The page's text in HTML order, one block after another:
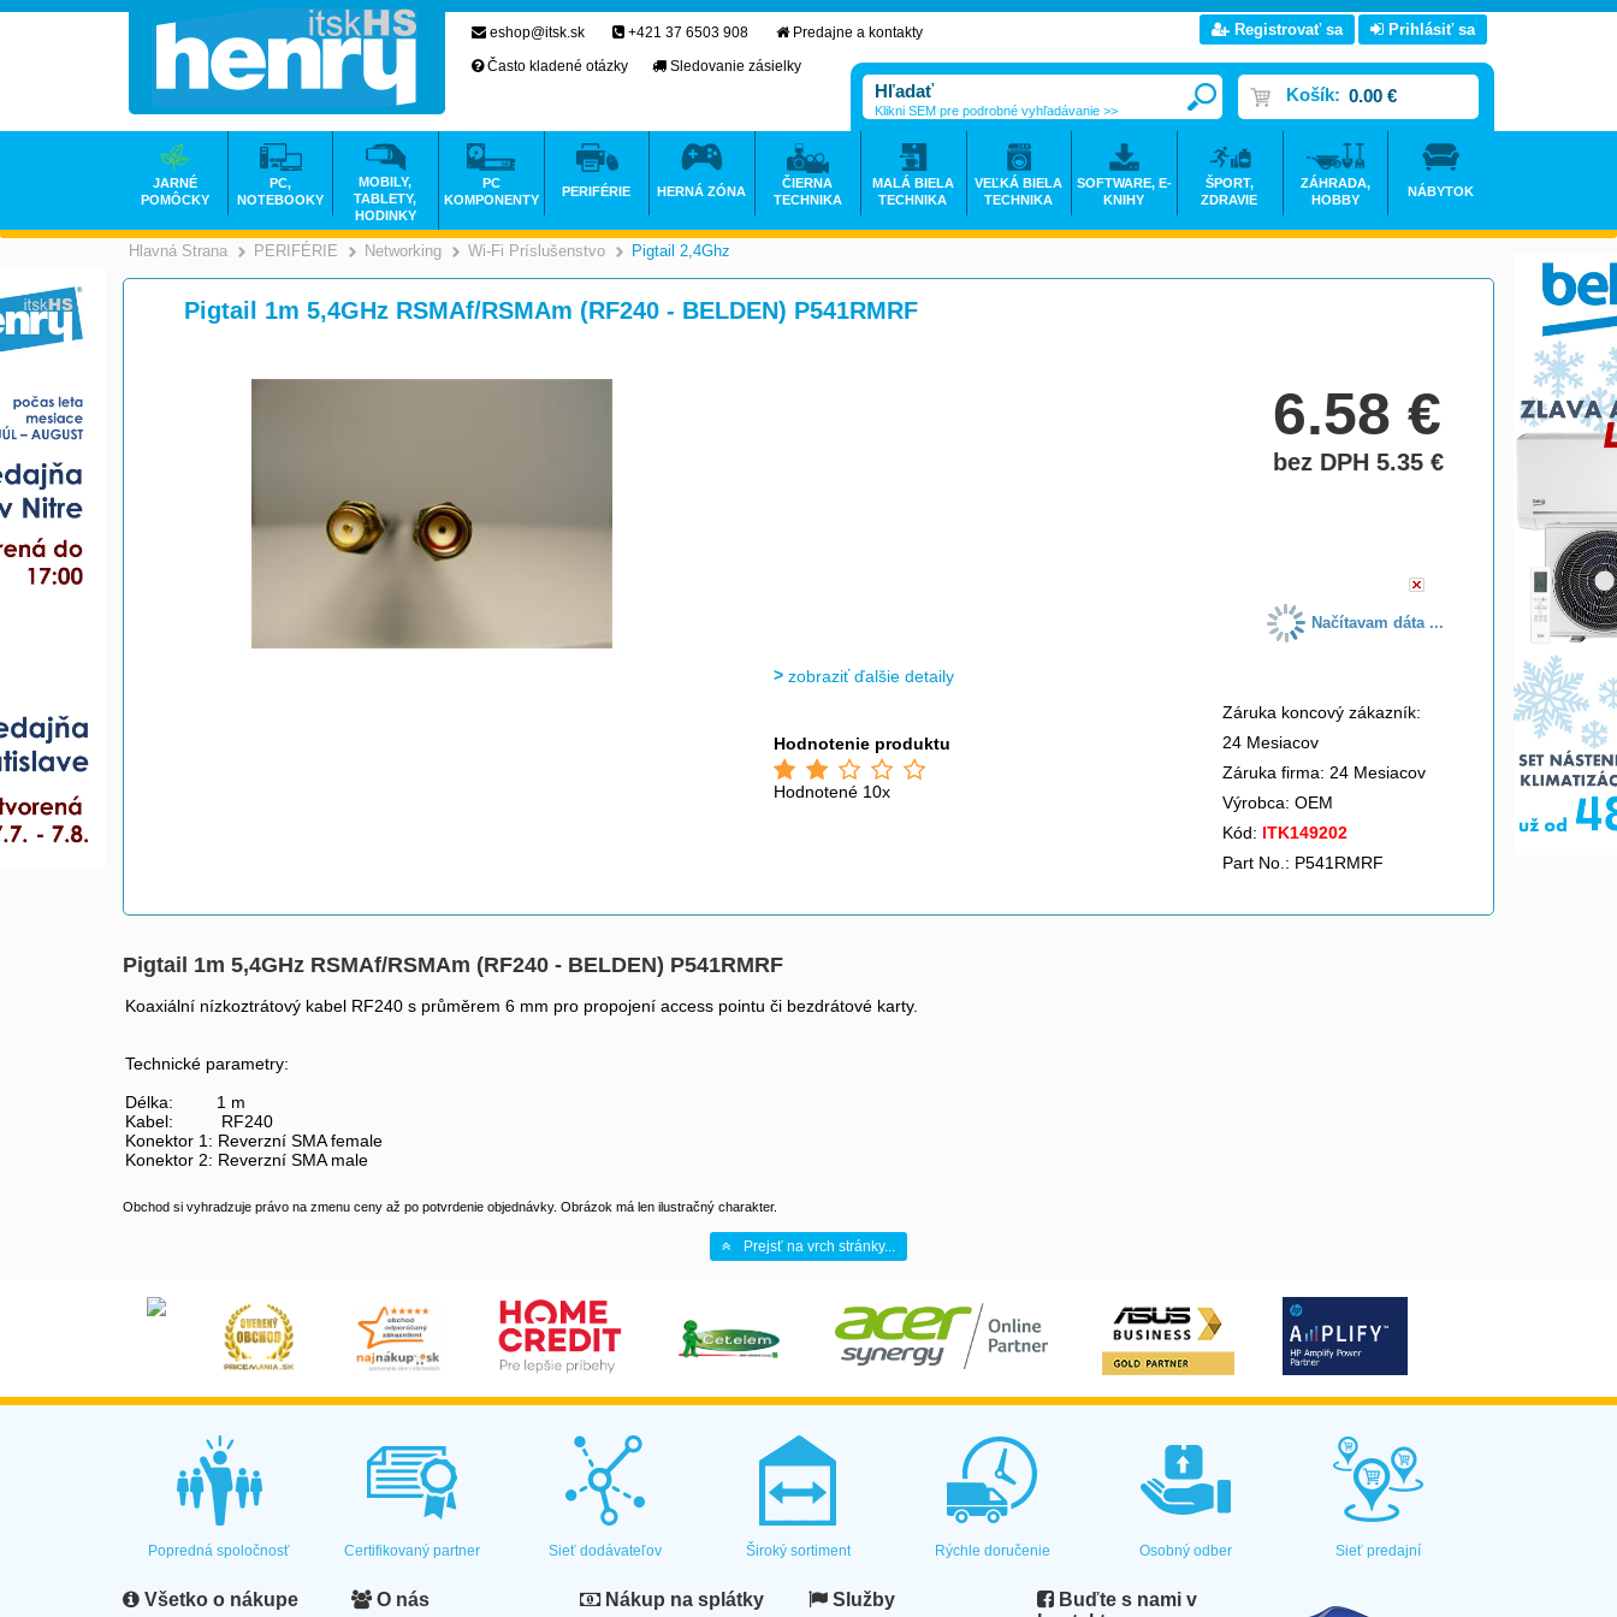
Hlavná Strana >
PERIFÉRIE >
Networking >
Wi-Fi Príslušenstvo >
Pigtail 2,4Ghz
Pigtail 1m 5,4GHz RSMAf/RSMAm (RF240 - BELDEN) P541RMRF
6.58€
bez DPH 5.35€
Načítavam dáta ...
zobraziť ďalšie detaily
Hodnotenie produktu
Hodnotené 10x
Záruka koncový zákazník:
24 Mesiacov
Záruka firma: 24 Mesiacov
Výrobca: OEM
Kód: ITK149202
Part No.: P541RMRF
Pigtail 1m 5,4GHz RSMAf/RSMAm (RF240 - BELDEN) P541RMRF
Koaxiální nízkoztrátový kabel RF240 s průměrem 6 mm pro propojení access pointu či bezdrátové karty.
Technické parametry:
Délka: 1 m
Kabel: RF240
Konektor 1: Reverzní SMA female
Konektor 2: Reverzní SMA male
Obchod si vyhradzuje právo na zmenu ceny až po potvrdenie objednávky. Obrázok má len ilustračný charakter.
Prejsť na vrch stránky...
eshop@itsk.sk +421 37 6503 908
Predajne a kontakty
Často kladené otázky
Sledovanie zásielky
Registrovať sa Prihlásiť sa
Košík: 0.00 €
Klikni SEM pre podrobné vyhľadávanie >>
JARNÉ
POMÔCKY
PC,
NOTEBOOKY
MOBILY,
TABLETY,
HODINKY
PC
KOMPONENTY
PERIFÉRIE HERNÁ ZÓNA
ČIERNA
TECHNIKA
MALÁ BIELA
TECHNIKA
VEĽKÁ BIELA
TECHNIKA
SOFTWARE, E-
KNIHY
ŠPORT,
ZDRAVIE
ZÁHRADA,
HOBBY
NÁBYTOK
Popredná spoločnosť Certifikovaný partner Sieť dodávateľov Široký sortiment Rýchle doručenie Osobný odber Sieť predajní
Všetko o nákupe O nás Nákup na splátky Služby
Buďte s nami v